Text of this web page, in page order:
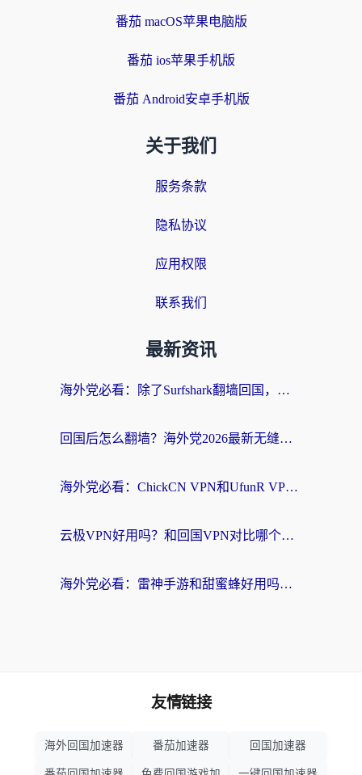
番茄 macOS苹果电脑版
番茄 ios苹果手机版
番茄 Android安卓手机版
关于我们
服务条款
隐私协议
应用权限
联系我们
最新资讯
海外党必看：除了Surfshark翻墙回国，这些加速器选择技巧你真的懂吗？
回国后怎么翻墙？海外党2026最新无缝访问国内资源全攻略（附对比实测）
海外党必看：ChickCN VPN和UfunR VPN对比哪个回国效果更好？附实用选择指南
云极VPN好用吗？和回国VPN对比哪个回国效果更好？海外党亲测避坑指南
海外党必看：雷神手游和甜蜜蜂好用吗？3步选对回国加速器无缝刷国内资源
友情链接
海外回国加速器 番茄加速器 回国加速器